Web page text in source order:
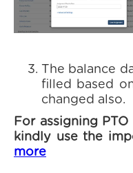
The balance
filled based
changed also.
For assigning
kindly use the
more